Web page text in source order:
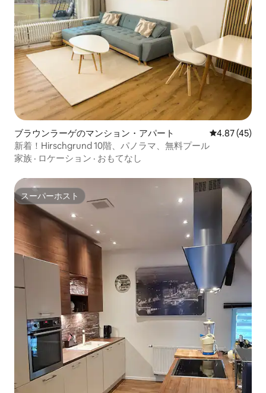
ブラウンラーゲのマンション・アパート レビュー45
4.87 (45)
新着！Hirschgrund 10階、パノラマ、無料プール
家族 · ロケーション · おもてなし
スーパーホスト
スーパーホスト